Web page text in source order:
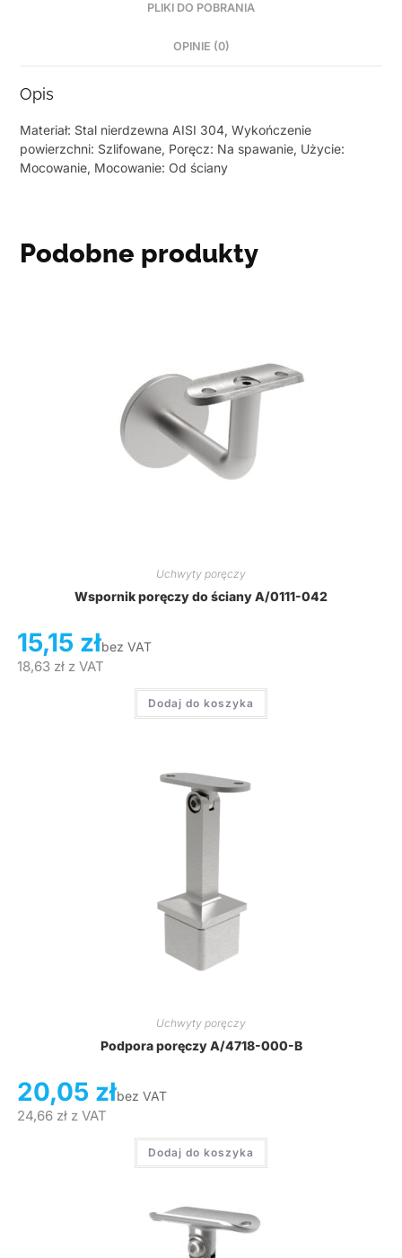
PLIKI DO POBRANIA
OPINIE (0)
Opis
Materiał: Stal nierdzewna AISI 304, Wykończenie
powierzchni: Szlifowane, Poręcz: Na spawanie, Użycie:
Mocowanie, Mocowanie: Od ściany
Podobne produkty
Uchwyty poręczy
Wspornik poręczy do ściany A/0111-042
15,15 złbez VAT
18,63 złz VAT
Dodaj do koszyka
Uchwyty poręczy
Podpora poręczy A/4718-000-B
20,05 złbez VAT
24,66 złz VAT
Dodaj do koszyka